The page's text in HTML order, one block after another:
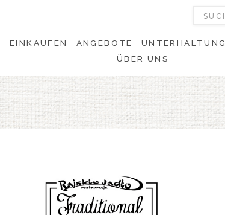
EINKAUFEN ANGEBOTE UNTERHALTUNG
ÜBER UNS